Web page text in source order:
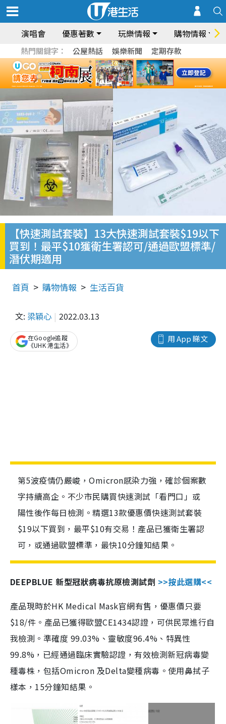
演唱會 優惠著數 玩樂情報 購物情報
熱門關鍵字： 公屋熱話 娛樂新聞 定期存款
【快速測試套裝】13大快速測試套裝$19以下
買到！最平$10獲衛生署認可/通過歐盟標準/
潛伏期適用
首頁 購物情報 生活百貨
文: 梁穎心 2022.03.13
用 App 睇文
在Google追蹤
《UHK 港生活》
第5波疫情仍嚴峻，Omicron感染力強，確診個案數
字持續高企。不少市民購買快速測試「看門口」或
陽性後作每日檢測。精選13款優惠價快速測試套裝
$19以下買到，最平$10有交易！產品已獲衛生署認
可，或通過歐盟標準，最快10分鐘知結果。
DEEPBLUE 新型冠狀病毒抗原檢測試劑 >>按此選購<<
產品現時於HK Medical Mask官網有售，優惠價只要
$18/件。產品已獲得歐盟CE1434認證，可供民眾進行自
我檢測。準確度 99.03%、靈敏度96.4%、特異性
99.8%，已經通過臨床實驗認證，有效檢測新冠病毒變
種毒株，包括Omicron 及Delta變種病毒。使用鼻拭子
樣本，15分鐘知結果。